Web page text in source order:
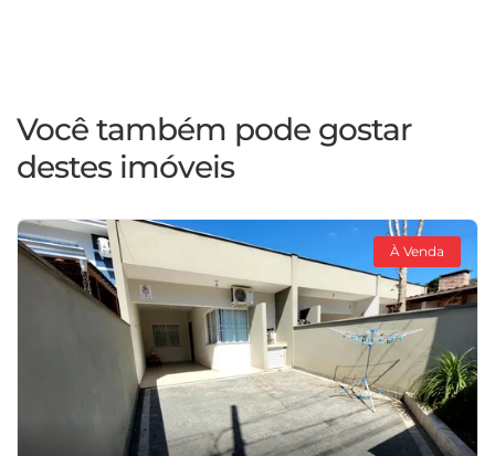
Você também pode gostar
destes imóveis
À Venda